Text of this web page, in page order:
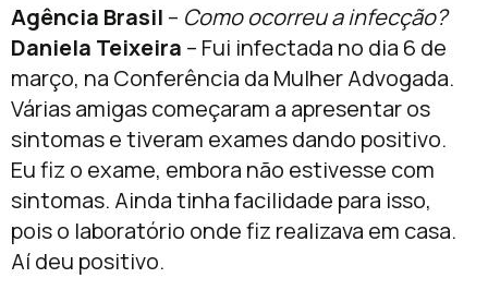
Agência Brasil – Como ocorreu a infecção?
Daniela Teixeira – Fui infectada no dia 6 de
março, na Conferência da Mulher Advogada.
Várias amigas começaram a apresentar os
sintomas e tiveram exames dando positivo.
Eu fiz o exame, embora não estivesse com
sintomas. Ainda tinha facilidade para isso,
pois o laboratório onde fiz realizava em casa.
Aí deu positivo.